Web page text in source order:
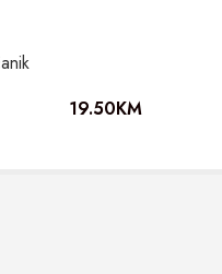
19.50KM